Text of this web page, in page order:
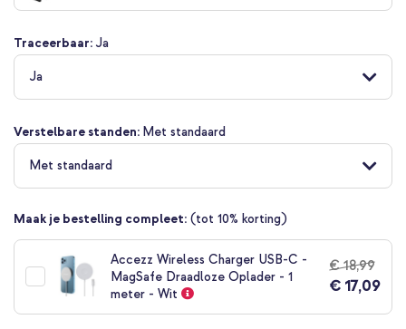
begin
de
afbeeldingen-
gallerij
Traceerbaar: Ja
Ja
Verstelbare standen: Met standaard
Met standaard
Maak je bestelling compleet: (tot 10% korting)
Accezz Wireless Charger USB-C -
MagSafe Draadloze Oplader - 1
meter - Wit
€ 18,99
€ 17,09